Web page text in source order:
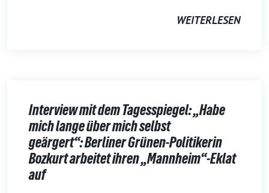
WEITERLESEN
Interview mit dem Tagesspiegel: „Habe
mich lange über mich selbst
geärgert“: Berliner Grünen-Politikerin
Bozkurt arbeitet ihren „Mannheim“-Eklat
auf